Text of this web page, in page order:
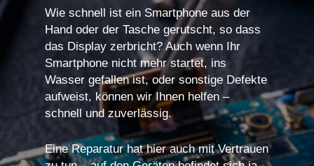
Wie schnell ist ein Smartphone aus der
Hand oder der Tasche gerutscht, so dass
das Display zerbricht? Auch wenn Ihr
Smartphone nicht mehr startet, ins
Wasser gefallen ist, oder sonstige Defekte
aufweist, können wir Ihnen helfen –
schnell und zuverlässig.
Eine Reparatur hat hier auch mit Vertrauen